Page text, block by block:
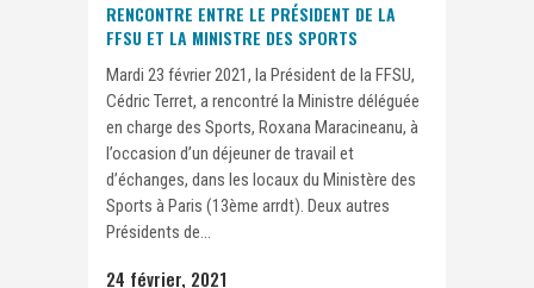
RENCONTRE ENTRE LE PRÉSIDENT DE LA
FFSU ET LA MINISTRE DES SPORTS
Mardi 23 février 2021, la Président de la FFSU,
Cédric Terret, a rencontré la Ministre déléguée
en charge des Sports, Roxana Maracineanu, à
l’occasion d’un déjeuner de travail et
d’échanges, dans les locaux du Ministère des
Sports à Paris (13ème arrdt). Deux autres
Présidents de...
24 février, 2021